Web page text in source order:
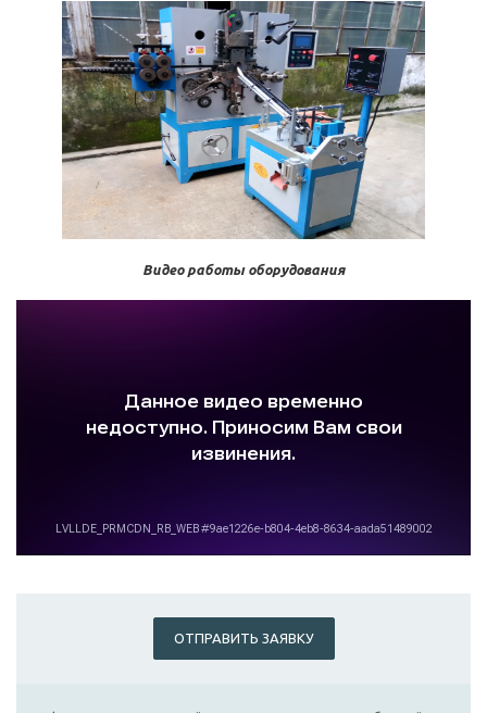
Видео работы оборудования
ОТПРАВИТЬ ЗАЯВКУ